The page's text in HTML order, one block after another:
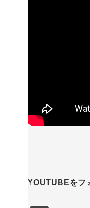
YOUTUBEをフ
YouTube